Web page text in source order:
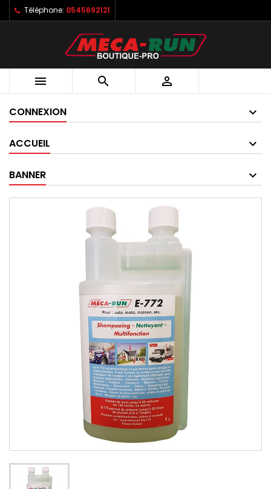
Téléphone: 0545692121
  
CONNEXION
ACCUEIL
BANNER